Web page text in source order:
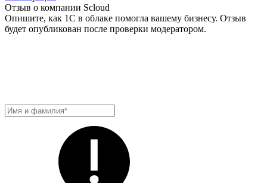
Отзыв о компании Scloud
Опишите, как 1С в облаке помогла вашему бизнесу. Отзыв
будет опубликован после проверки модератором.